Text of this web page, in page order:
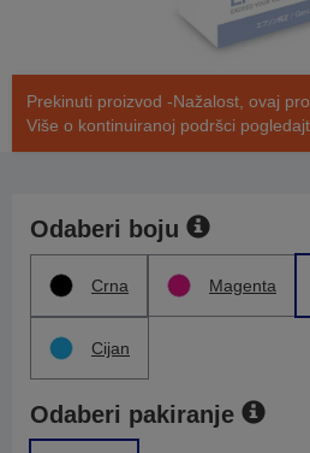
Prekinuti proizvod -Nažalost, ovaj
Više o kontinuiranoj podršci
Odaberi boju
Crna Magenta
Cijan
Odaberi pakiranje